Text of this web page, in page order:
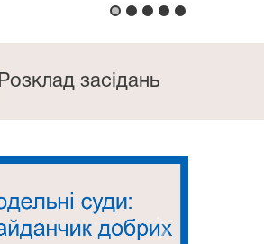
Розклад засідань
Наступний